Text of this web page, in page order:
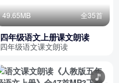
49.65MB 全35首
四年级语文上册课文朗读
四年级语文课文朗读